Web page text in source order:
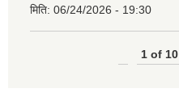
मिति: 06/24/2026 - 19:30
1 of 10